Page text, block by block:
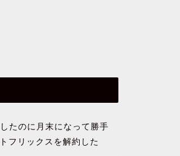
たのに月末になって勝手
フリックスを解約した